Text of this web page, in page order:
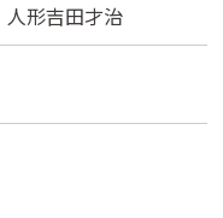
形吉田才治